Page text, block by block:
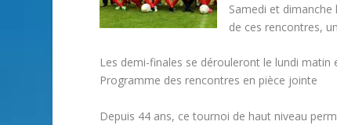
Samedi et
de ces rencontres,
Les demi-finales se dérouleront le lundi
Programme des rencontres en pièce jointe
Depuis 44 ans, ce tournoi de haut niveau